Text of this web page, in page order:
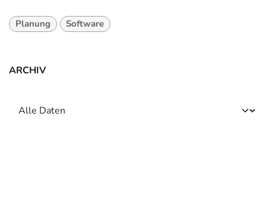
Planung Software
ARCHIV